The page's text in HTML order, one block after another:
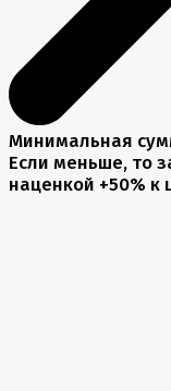
Минимальная
Если меньше, то
наценкой +50% к